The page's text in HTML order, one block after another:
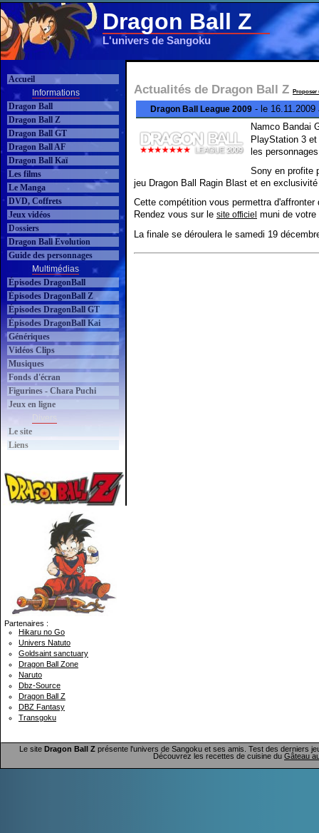
Dragon Ball Z
L'univers de Sangoku
Accueil
Informations
Dragon Ball
Dragon Ball Z
Dragon Ball GT
Dragon Ball AF
Dragon Ball Kaï
Les films
Le Manga
DVD, Coffrets
Jeux vidéos
Dossiers
Dragon Ball Evolution
Guide des personnages
Multimédias
Épisodes DragonBall
Épisodes DragonBall Z
Épisodes DragonBall GT
Épisodes DragonBall Kai
Génériques
Vidéos Clips
Musiques
Fonds d'écran
Figurines - Chara Puchi
Jeux en ligne
Le site
Liens
Partenaires :
Hikaru no Go
Univers Natuto
Goldsaint sanctuary
Dragon Ball Zone
Naruto
Dbz-Source
Dragon Ball Z
DBZ Fantasy
Transgoku
Actualités de Dragon Ball Z Proposer
Dragon Ball League 2009 - le 16.11.2009
Namco Bandai
PlayStation 3
les
Sony en profite
jeu Dragon Ball Ragin Blast et en
Cette compétition vous permettra
Rendez vous sur le site officiel muni de
La finale se déroulera le samedi 19
Le site Dragon Ball Zprésente l'univers de Sangoku et ses amis. Test des derniers
Découvrez les recettes de cuisine du Gâteau